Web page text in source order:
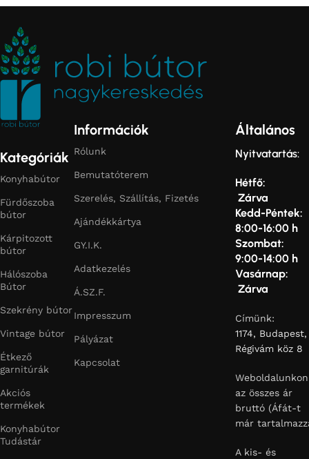
Kategóriák
Konyhabútor
Fürdőszoba
bútor
Kárpitozott
bútor
Hálószoba
Bútor
Szekrény bútor
Vintage bútor
Étkező
garnitúrák
Akciós
termékek
Konyhabútor
Tudástár
Információk
Rólunk
Bemutatóterem
Szerelés, Szállítás, Fizetés
Ajándékkártya
GY.I.K.
Adatkezelés
Á.SZ.F.
Impresszum
Pályázat
Kapcsolat
Általános
Nyitvatartás:
Hétfő:
Zárva
Kedd-Péntek:
8:00-16:00 h
Szombat:
9:00-14:00 h
Vasárnap:
Zárva
Címünk:
1174, Budapest,
Régivám köz 8
Weboldalunkon
az összes ár
bruttó (Áfát-t
már
A kis- és